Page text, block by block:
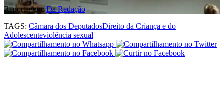
Reportagem:Da Redação
TAGS: Câmara dos DeputadosDireito da Criança e do
Adolescenteviolência sexual